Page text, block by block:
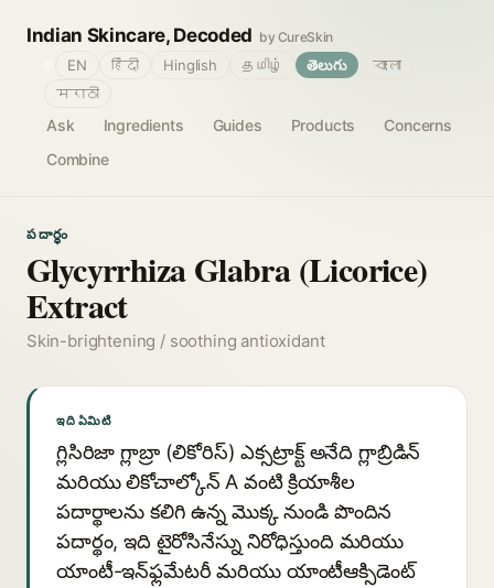
Indian Skincare, Decoded by CureSkin
Ask Ingredients Guides Products
Concerns
Combine
EN हिंदी Hinglish தமிழ் తెలుగు
বাংলা
मराठी
పదార్థం
Glycyrrhiza Glabra (Licorice)
Extract
Skin-brightening / soothing antioxidant
ఇది ఏమిటి
గ్లిసిరిజా గ్లాబ్రా (లికోరిస్) ఎక్సట్రాక్ట్ అనేది గ్లాబ్రిడిన్
మరియు లికోచాల్కోన్ A వంటి క్రియాశీల
పదార్థాలను కలిగి ఉన్న మొక్క నుండి పొందిన
పదార్థం, ఇది టైరోసినేస్ను నిరోధిస్తుంది మరియు
యాంటీ-ఇన్‌ఫ్లమేటరీ మరియు యాంటీఆక్సిడెంట్